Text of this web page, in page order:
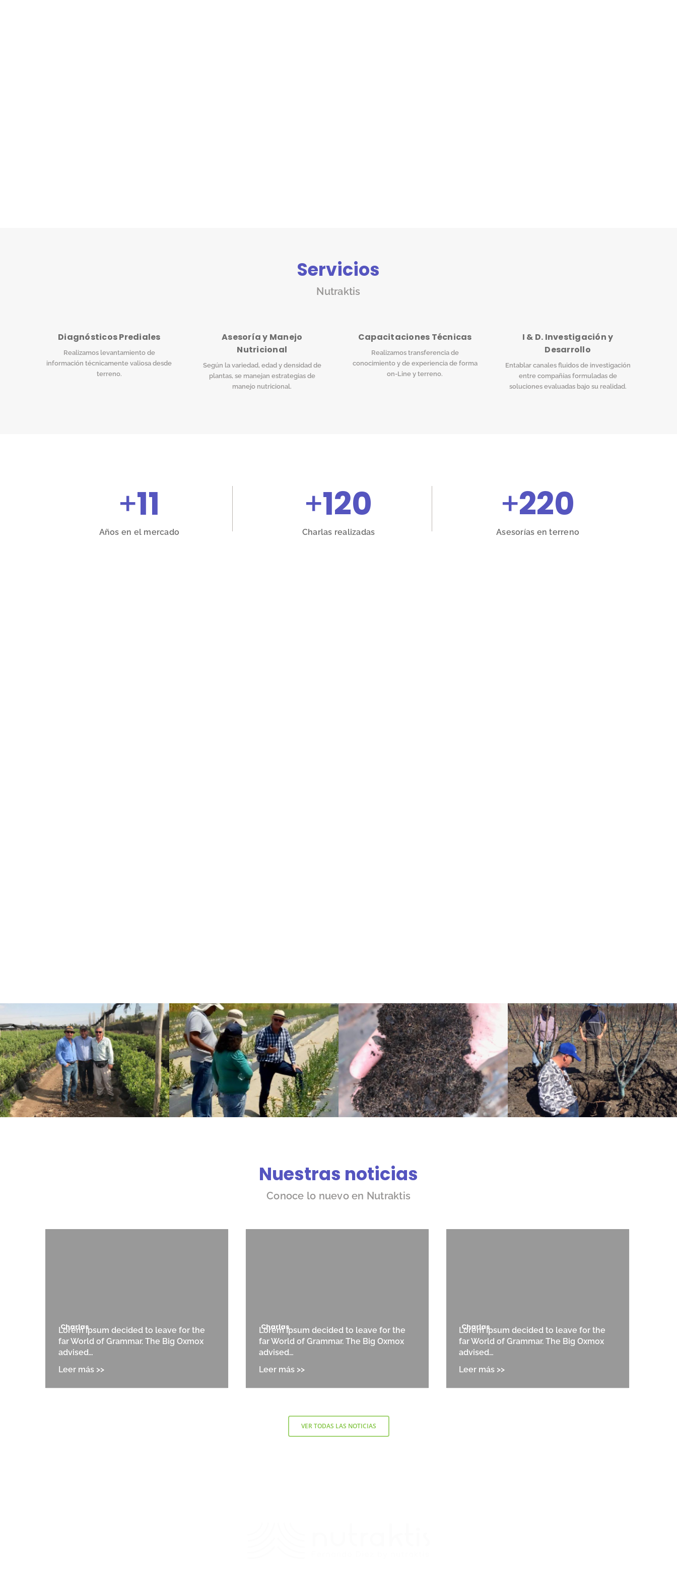
Servicios
Nutraktis
Diagnósticos Prediales
Realizamos levantamiento de
información técnicamente valiosa desde
terreno.
Asesoría y Manejo
Nutricional
Según la variedad, edad y densidad de
plantas, se manejan estrategias de
manejo nutricional.
Capacitaciones Técnicas
Realizamos transferencia de
conocimiento y de experiencia de forma
on-Line y terreno.
I & D. Investigación y
Desarrollo
Entablar canales fluidos de investigación
entre compañías formuladas de
soluciones evaluadas bajo su realidad.
+11
Años en el mercado
+120
Charlas realizadas
+220
Asesorías en terreno
Nuestras noticias
Conoce lo nuevo en Nutraktis
Charlas
Lorem Ipsum decided to leave for the
far World of Grammar. The Big Oxmox
advised…
Charlas
Lorem Ipsum decided to leave for the
far World of Grammar. The Big Oxmox
advised…
Charlas
Lorem Ipsum decided to leave for the
far World of Grammar. The Big Oxmox
advised…
VER TODAS LAS NOTICIAS